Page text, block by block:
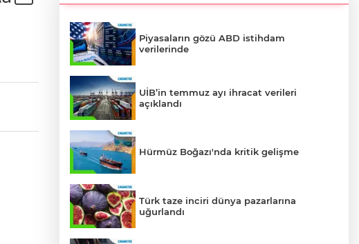
Piyasaların gözü ABD istihdam
verilerinde
UİB’in temmuz ayı ihracat verileri
açıklandı
Hürmüz Boğazı'nda kritik gelişme
Türk taze inciri dünya pazarlarına
uğurlandı